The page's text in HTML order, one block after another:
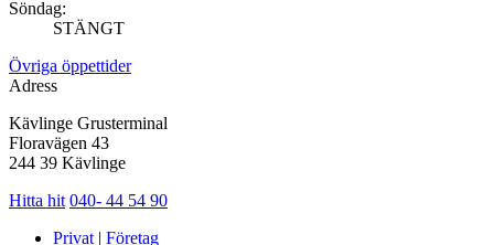
Söndag:
STÄNGT
Övriga öppettider
Adress
Kävlinge Grusterminal
Floravägen 43
244 39 Kävlinge
Hitta hit 040- 44 54 90
Privat | Företag